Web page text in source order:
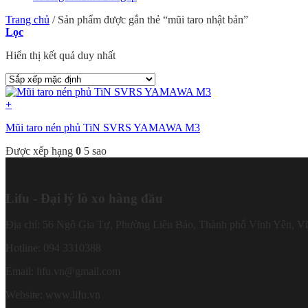
Trang chủ /Sản phẩm được gắn thẻ “mũi taro nhật bản”
Lọc
Hiển thị kết quả duy nhất
+
Mũi taro nén phủ TiN SVRS YAMAWA M3
Được xếp hạng 0 5 sao
Lifu - Đại lý lò xo hàng đầu
Địa chỉ: 56 Ngô Gia Tự, Phường Liên Bảo, Thành phố Vĩnh Yên,
Hotline: 094 3310388